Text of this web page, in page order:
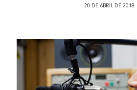
20 DE ABRIL DE 2018